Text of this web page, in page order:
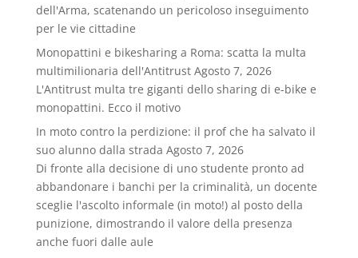
dell'Arma, scatenando un pericoloso inseguimento
per le vie cittadine
Monopattini e bikesharing a Roma: scatta la multa
multimilionaria dell'Antitrust Agosto 7, 2026
L'Antitrust multa tre giganti dello sharing di e-bike e
monopattini. Ecco il motivo
In moto contro la perdizione: il prof che ha salvato il
suo alunno dalla strada Agosto 7, 2026
Di fronte alla decisione di uno studente pronto ad
abbandonare i banchi per la criminalità, un docente
sceglie l'ascolto informale (in moto!) al posto della
punizione, dimostrando il valore della presenza
anche fuori dalle aule